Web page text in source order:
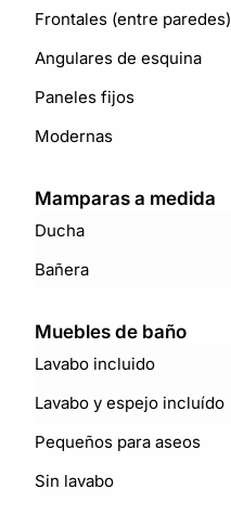
Frontales (entre paredes)
Angulares de esquina
Paneles fijos
Modernas
Mamparas a medida
Ducha
Bañera
Muebles de baño
Lavabo incluido
Lavabo y espejo incluído
Pequeños para aseos
Sin lavabo